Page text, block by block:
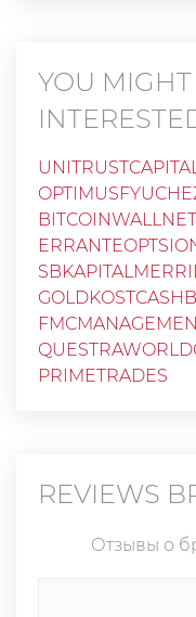
YOU
BITCOINWALLNET
ERRANTE
SBKAPITAL
GOLDKOST
PRIMETRADES
REVIEWS
Отзывы о